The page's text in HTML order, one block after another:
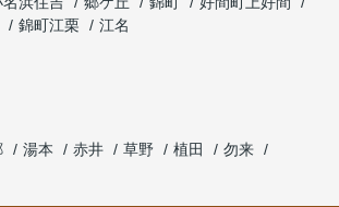
錦町江栗
江名
湯本 赤井 草野 植田
勿来